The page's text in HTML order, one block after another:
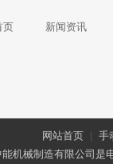
页 新闻资讯
网站首页 | 手
机械制造有限公司是